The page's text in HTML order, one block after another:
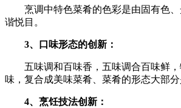
烹调中特色菜肴的色彩是由固有色、
谐悦目。
3、口味形态的创新：
五味调和百味香，五味调合百味鲜，
味，复合成美味菜肴、菜肴的形态大部
4、烹饪技法创新：